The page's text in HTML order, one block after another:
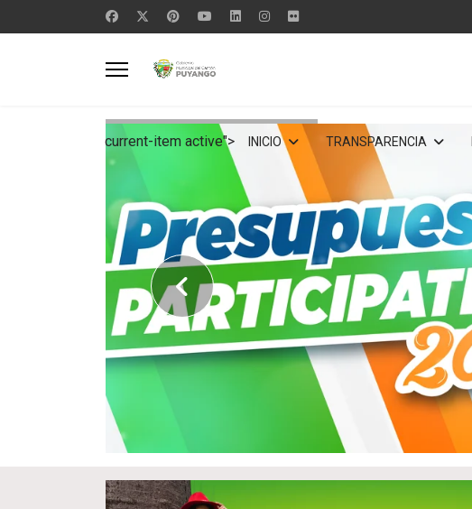
current-item active"> INICIO TRANSPARENCIA